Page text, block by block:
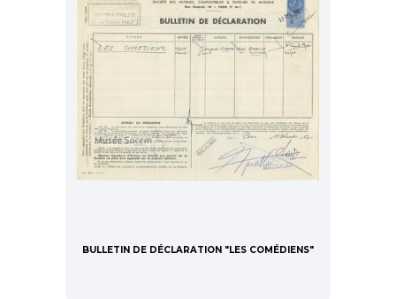
BULLETIN DE DÉCLARATION "LES COMÉDIENS"